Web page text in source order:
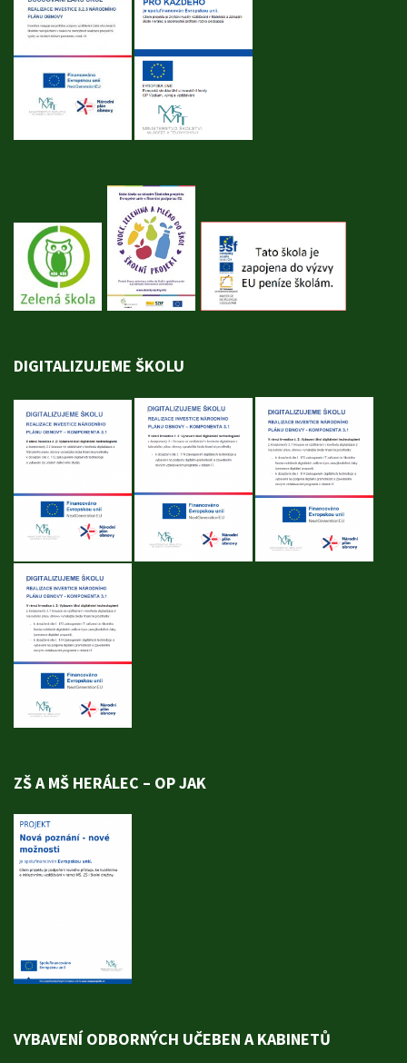
DIGITALIZUJEME ŠKOLU
ZŠ A MŠ HERÁLEC – OP JAK
VYBAVENÍ ODBORNÝCH UČEBEN A KABINETŮ